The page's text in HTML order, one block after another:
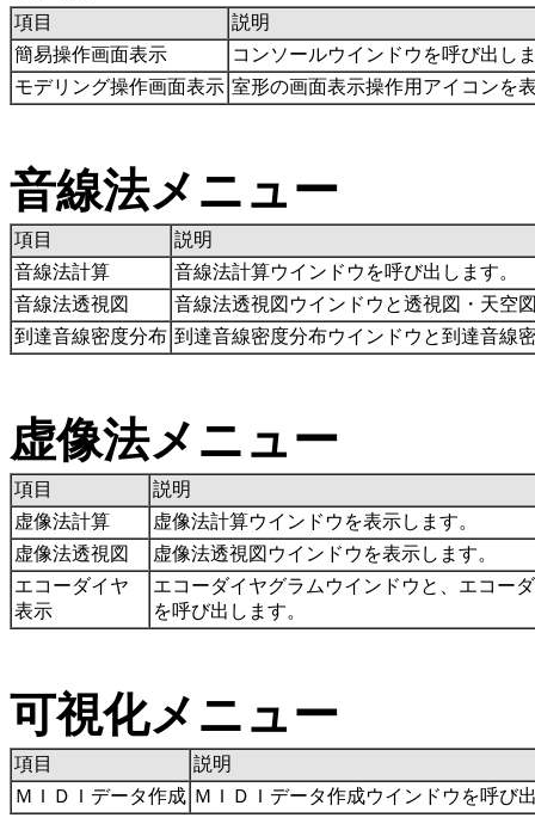
項目
説明
簡易操作画面表示
コンソールウインドウを呼び出し
モデリング操作画面表示 室形の画面表示操作用アイコンを
音線法メニュー
項目
説明
音線法計算
音線法計算ウインドウを呼び出します。
音線法透視図
音線法透視図ウインドウと透視図・天空
到達音線密度分布 到達音線密度分布ウインドウと到達音線
虚像法メニュー
項目
説明
虚像法計算
虚像法計算ウインドウを表示します。
虚像法透視図
虚像法透視図ウインドウを表示します。
エコーダイヤ
表示
エコーダイヤグラムウインドウと、エコー
を呼び出します。
可視化メニュー
項目
説明
ＭＩＤＩデータ作成 ＭＩＤＩデータ作成ウインドウを呼び